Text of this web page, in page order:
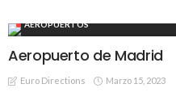
AEROPUERTOS
Aeropuerto de Madrid
Euro Directions Marzo 15, 2023